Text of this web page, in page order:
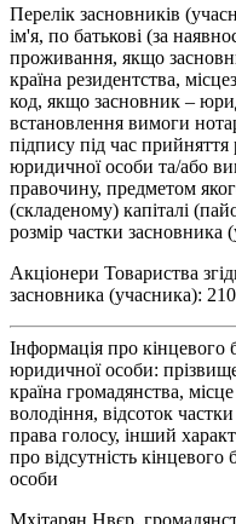
Перелік засновників
ім'я, по батькові (за
проживання, якщо
країна резидентства,
код, якщо засновник –
встановлення вимоги
підпису під час прийняття
юридичної особи та/або
правочину, предметом
(складеному) капіталі
розмір частки засновника
Акціонери Товариства
засновника (учасника):
Інформація про кінцевого
юридичної особи:
країна громадянства,
володіння, відсоток
права голосу, інший
про відсутність
особи
Мхітарян Нвєр,